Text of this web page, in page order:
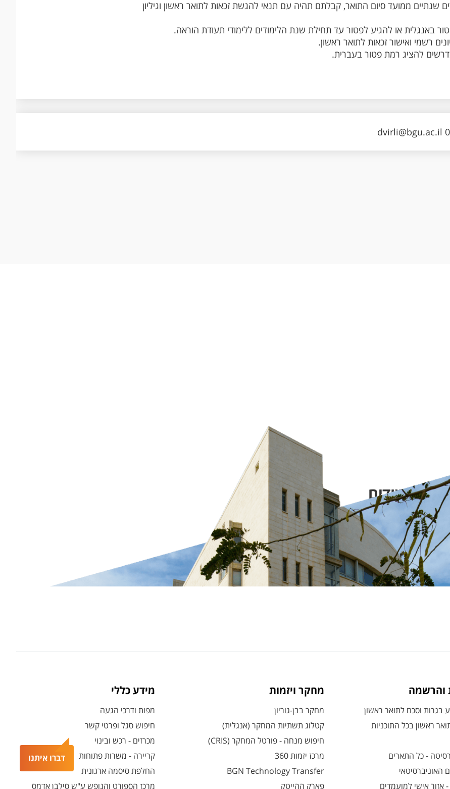
דברו איתנו
שנתיים ממועד סיום התואר, קבלתם תהיה עם תנאי להגשת זכאות לתואר ראשון וגיליון
באנגלית או להגיע לפטור עד תחילת שנת הלימודים ללימודי תעודת הוראה.
רשמי ואישור זכאות לתואר ראשון.
להציג רמת פטור בעברית.
ללימודים
והרשמה
בגרות וסכם לתואר ראשון
ראשון בכל התוכניות
- כל התארים
האוניברסיטאי
אישי למועמדים
מחקר ויזמות
מחקר בבן-גוריון
קטלוג תשתיות המחקר (אנגלית)
חיפוש מנחה - פורטל המחקר (CRIS)
מרכז יזמות 360
BGN Technology Transfer
פארק ההייטק
מידע כללי
מפות ודרכי הגעה
חיפוש סגל ופרטי קשר
מכרזים - רכש ובינוי
קריירה - משרות פתוחות
החלפת סיסמה ארגונית
מרכז הספורט והנופש ע"ש סילבן אדמס